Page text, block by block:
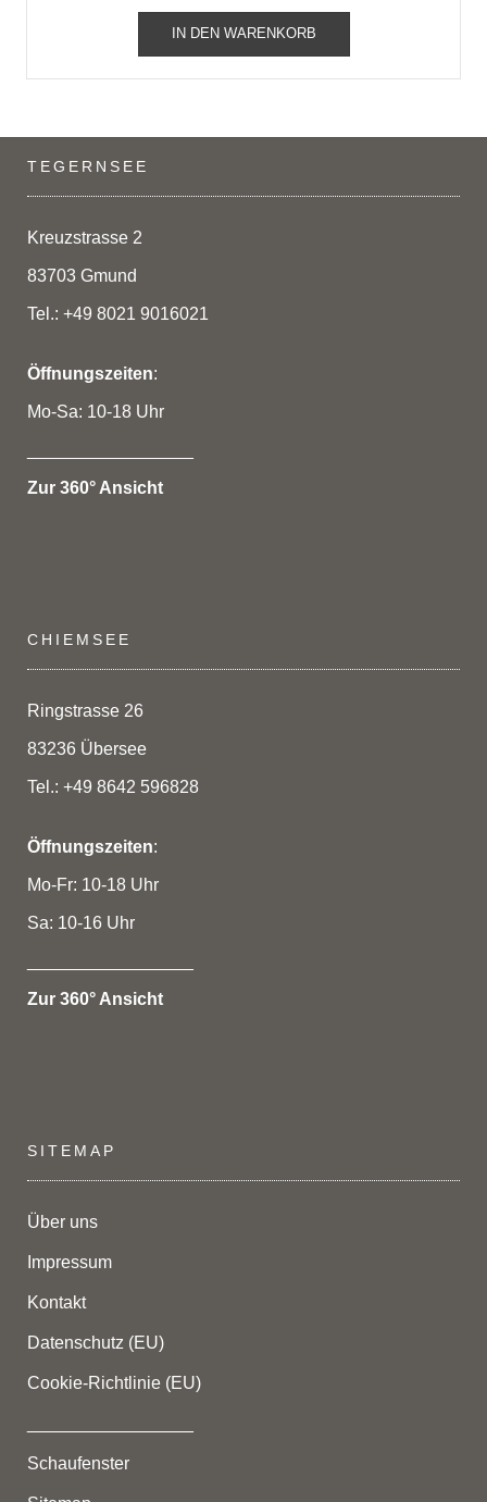
war:
285,00€
ist:
256,50€.
IN DEN WARENKORB
TEGERNSEE
Kreuzstrasse 2
83703 Gmund
Tel.: +49 8021 9016021
Öffnungszeiten:
Mo-Sa: 10-18 Uhr
Zur 360° Ansicht
CHIEMSEE
Ringstrasse 26
83236 Übersee
Tel.: +49 8642 596828
Öffnungszeiten:
Mo-Fr: 10-18 Uhr
Sa: 10-16 Uhr
Zur 360° Ansicht
SITEMAP
Über uns
Impressum
Kontakt
Datenschutz (EU)
Cookie-Richtlinie (EU)
Schaufenster